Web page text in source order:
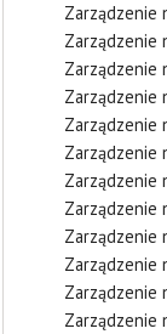
Zarządzenie
Zarządzenie
Zarządzenie
Zarządzenie
Zarządzenie
Zarządzenie
Zarządzenie
Zarządzenie
Zarządzenie
Zarządzenie
Zarządzenie
Zarządzenie